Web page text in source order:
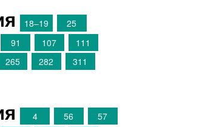
18–19
25
91 107
111
265 282
311
4 56
57